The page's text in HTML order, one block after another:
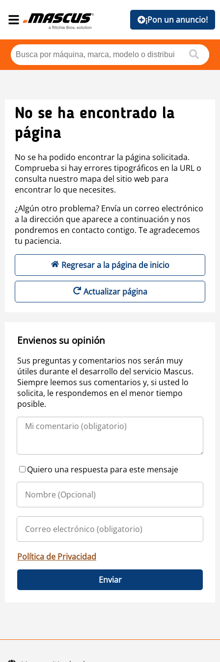
¡Pon un anuncio!
No se ha encontrado la
página
No se ha podido encontrar la página solicitada.
Comprueba si hay errores tipográficos en la URL o
consulta nuestro mapa del sitio web para
encontrar lo que necesites.
¿Algún otro problema? Envía un correo electrónico
a la dirección que aparece a continuación y nos
pondremos en contacto contigo. Te agradecemos
tu paciencia.
Regresar a la página de inicio
Actualizar página
Envienos su opinión
Sus preguntas y comentarios nos serán muy
útiles durante el desarrollo del servicio Mascus.
Siempre leemos sus comentarios y, si usted lo
solicita, le respondemos en el menor tiempo
posible.
Quiero una respuesta para este mensaje
Política de Privacidad
Enviar